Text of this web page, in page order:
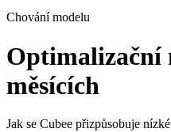
Chování modelu
Optimalizační
měsících
Jak se Cubee přizpůsobuje